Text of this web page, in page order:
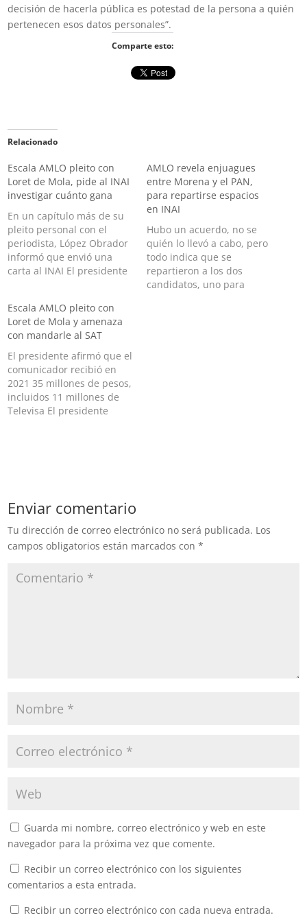
decisión de hacerla pública es potestad de la persona a quién
pertenecen esos datos personales”.
Comparte esto:
Relacionado
Escala AMLO pleito con
Loret de Mola, pide al INAI
investigar cuánto gana
En un capítulo más de su
pleito personal con el
periodista, López Obrador
informó que envió una
carta al INAI El presidente
Instituto Nacional de
Transparencia, Acceso a la
Información y Protección
de Datos Personales (INAI)
para que inicie una
investigación sobre…
AMLO revela enjuagues
entre Morena y el PAN,
para repartirse espacios
en INAI
Hubo un acuerdo, no se
quién lo llevó a cabo, pero
todo indica que se
repartieron a los dos
candidatos, uno para
Escala AMLO pleito con
Loret de Mola y amenaza
con mandarle al SAT
El presidente afirmó que el
comunicador recibió en
2021 35 millones de pesos,
incluidos 11 millones de
Televisa El presidente
comunicador, quien reveló
información sobre un…
Enviar comentario
Tu dirección de correo electrónico no será publicada. Los
campos obligatorios están marcados con*
Guarda mi nombre, correo electrónico y web en este
navegador para la próxima vez que comente.
Recibir un correo electrónico con los siguientes
comentarios a esta entrada.
Recibir un correo electrónico con cada nueva entrada.